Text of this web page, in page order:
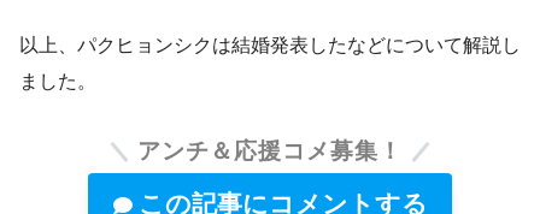
以上、パクヒョンシクは結婚発表したなどについて解説し
ました。
アンチ＆応援コメ募集！
この記事にコメントする